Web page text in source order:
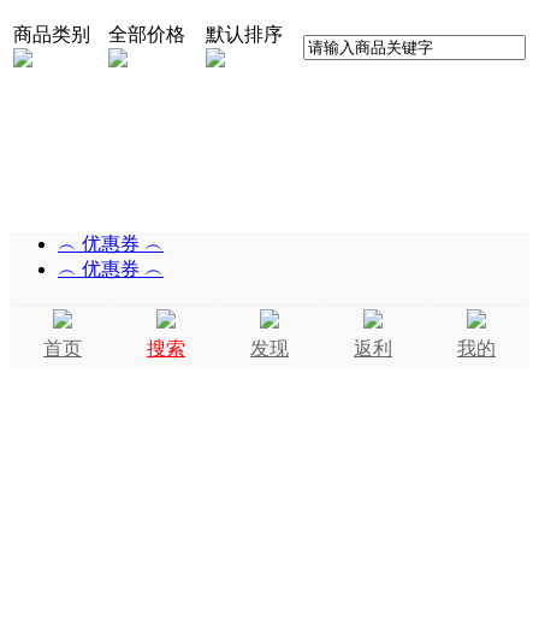
商品类别 全部价格 默认排序
︵ 优惠券 ︵
︵ 优惠券 ︵
首页 搜索 发现 返利 我的